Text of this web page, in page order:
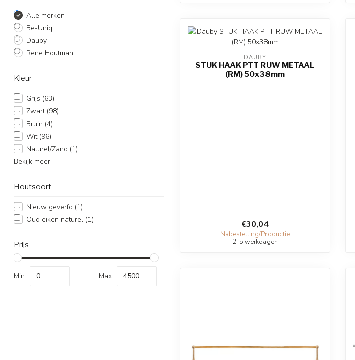
Alle merken
Be-Uniq
Dauby
Rene Houtman
Kleur
Grijs (63)
Zwart (98)
Bruin (4)
Wit (96)
Naturel/Zand (1)
Bekijk meer
Houtsoort
Nieuw geverfd (1)
Oud eiken naturel (1)
Prijs
Min Max
DAUBY
STUK HAAK PTT RUW METAAL
(RM) 50x38mm
€30,04
Nabestelling/Productie
2-5 werkdagen